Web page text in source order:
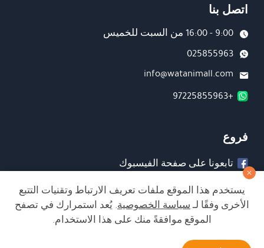
اتصل بنا
9:00 - 16:00 من السبت للخميس
025855963
info@watanimall.com
+97225855963
فروع
تابعونا على صفحة الفيسبوك
الشراء من الموقع آمن ويلبي أعلى معايير الأمان
يستخدم هذا الموقع ملفات تعريف الارتباط وتقنيات التتبع
الأخرى وفقًا لـسياسة الخصوصية. يُعد استمرارك في تصفح
الموقع موافقةً منك على هذا الاستخدام.